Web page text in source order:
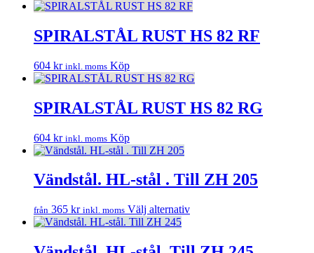
SPIRALSTÅL RUST HS 82 RF
604 kr inkl. moms Köp
SPIRALSTÅL RUST HS 82 RG
604 kr inkl. moms Köp
Vändstål. HL-stål . Till ZH 205
från 365 kr inkl. moms Välj alternativDen
har